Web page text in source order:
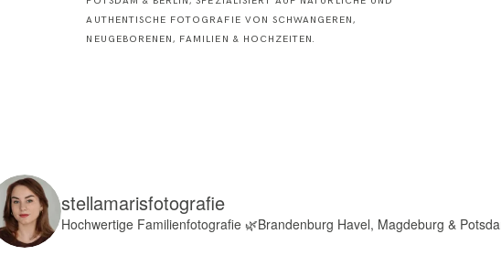
AUTHENTISCHE FOTOGRAFIE VON SCHWANGEREN,
NEUGEBORENEN, FAMILIEN & HOCHZEITEN.
stellamarisfotografie
Hochwertige Familienfotografie🌿Brandenburg Havel, Magdeburg &